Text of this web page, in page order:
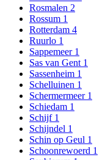
Rosmalen 2
Rossum 1
Rotterdam 4
Ruurlo 1
Sappemeer 1
Sas van Gent 1
Sassenheim 1
Schelluinen 1
Schermermeer 1
Schiedam 1
Schijf 1
Schijndel 1
Schin op Geul 1
Schoonrewoerd 1